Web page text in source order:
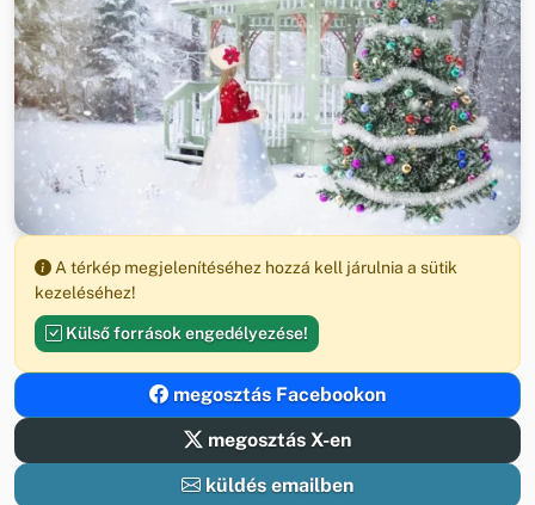
A térkép megjelenítéséhez hozzá kell járulnia a sütik
kezeléséhez!
Külső források engedélyezése!
megosztás Facebookon
megosztás X-en
küldés emailben